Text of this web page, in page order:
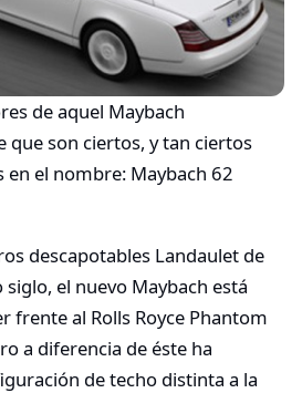
de aquel Maybach
que son ciertos, y tan ciertos
el nombre: Maybach 62
descapotables Landaulet de
el nuevo Maybach está
frente al Rolls Royce Phantom
a diferencia de éste ha
de techo distinta a la